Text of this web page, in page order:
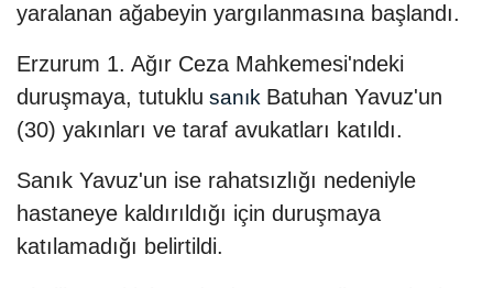
yaralanan ağabeyin yargılanmasına başlandı.
Erzurum 1. Ağır Ceza Mahkemesi'ndeki
duruşmaya, tutuklu sanık Batuhan Yavuz'un
(30) yakınları ve taraf avukatları katıldı.
Sanık Yavuz'un ise rahatsızlığı nedeniyle
hastaneye kaldırıldığı için duruşmaya
katılamadığı belirtildi.